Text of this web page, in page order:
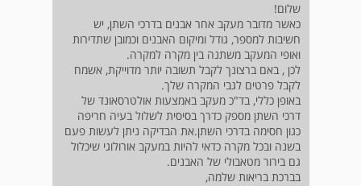
שלום!
כאשר מדובר מעקב אחר אבנים בדרכי השתן, יש
חשיבות למספר, גודל ומיקום האבנים וכמובן שתדירות
ואופי המעקב משתנה בין מקרה למקרה.
לכן , באם ברצונך לקבל תשובה יותר מדוייקת, אשמח
לקבל פרטים לגבי המקרה שלך.
באופן כללי, בד"כ מעקב באמצעות אולטרסאונד של
דרכי השתן מספק כדרך בסיסית לשלול בעיה חריפה
כגון חסימה בדרכי השתן.את הבדיקה ניתן לעשות פעם
בשנה ובכל מקרה כדאי להיות במעקב אורולוגי שיכלול
גם בירור מטאבולי של האבנים.
בברכת בריאות שלמה,